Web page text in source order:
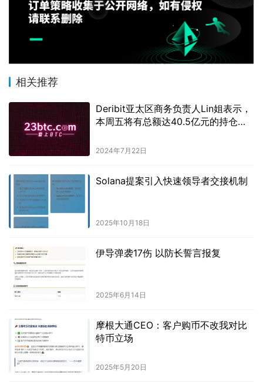
相关推荐
Deribit亚太区商务负责人Lin姐表示，
本周五将有总额达40.5亿元的持仓到
2024年7月22日
Solana提案引入快速领导者交接机制
2025年10月18日
伊导弹袭17伤 以防长誓言报复
2025年6月14日
摩根大通CEO：客户购币不改我对比
特币立场
2025年5月20日